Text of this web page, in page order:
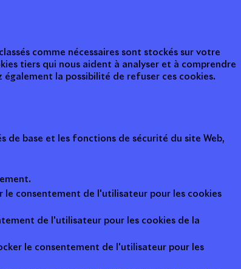
comme nécessaires sont stockés sur votre
tiers qui nous aident à analyser et à comprendre
la possibilité de refuser ces cookies.
de base et les fonctions de sécurité du site Web,
le consentement de l'utilisateur pour les cookies
de l'utilisateur pour les cookies de la
le consentement de l'utilisateur pour les